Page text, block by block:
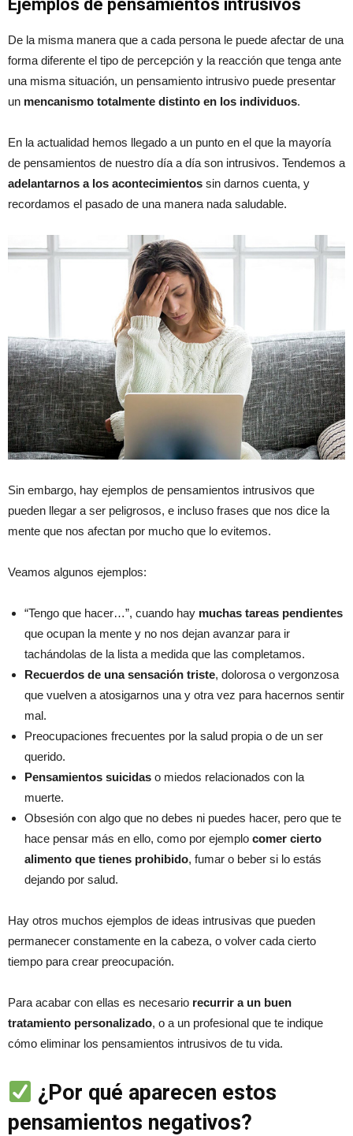
Ejemplos de pensamientos intrusivos
De la misma manera que a cada persona le puede afectar de una
forma diferente el tipo de percepción y la reacción que tenga ante
una misma situación, un pensamiento intrusivo puede presentar
un mencanismo totalmente distinto en los individuos.
En la actualidad hemos llegado a un punto en el que la mayoría
de pensamientos de nuestro día a día son intrusivos. Tendemos a
adelantarnos a los acontecimientos sin darnos cuenta, y
recordamos el pasado de una manera nada saludable.
Sin embargo, hay ejemplos de pensamientos intrusivos que
pueden llegar a ser peligrosos, e incluso frases que nos dice la
mente que nos afectan por mucho que lo evitemos.
Veamos algunos ejemplos:
“Tengo que hacer…”, cuando hay muchas tareas pendientes
que ocupan la mente y no nos dejan avanzar para ir
tachándolas de la lista a medida que las completamos.
Recuerdos de una sensación triste, dolorosa o vergonzosa
que vuelven a atosigarnos una y otra vez para hacernos sentir
mal.
Preocupaciones frecuentes por la salud propia o de un ser
querido.
Pensamientos suicidas o miedos relacionados con la
muerte.
Obsesión con algo que no debes ni puedes hacer, pero que te
hace pensar más en ello, como por ejemplo comer cierto
alimento que tienes prohibido, fumar o beber si lo estás
dejando por salud.
Hay otros muchos ejemplos de ideas intrusivas que pueden
permanecer constamente en la cabeza, o volver cada cierto
tiempo para crear preocupación.
Para acabar con ellas es necesario recurrir a un buen
tratamiento personalizado, o a un profesional que te indique
cómo eliminar los pensamientos intrusivos de tu vida.
¿Por qué aparecen estos
pensamientos negativos?